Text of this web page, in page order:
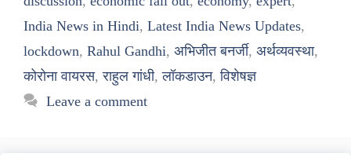
India News in Hindi, Latest India News Updates,
lockdown, Rahul Gandhi, अभिजीत बनर्जी, अर्थव्यवस्था,
कोरोना वायरस,राहुल गांधी,लॉकडाउन,विशेषज्ञ
Leave a comment